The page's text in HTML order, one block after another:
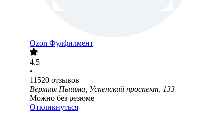
Ozon Фулфилмент
4.5
•
11520 отзывов
Верхняя Пышма, Успенский проспект, 133
Можно без резюме
Откликнуться